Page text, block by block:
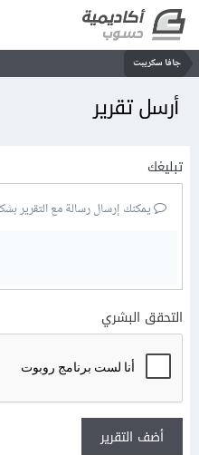
جافا سكريبت
أرسل تقرير
تبليغك
يمكنك إرسال رسالة مع التقرير
التحقق البشري
أضف التقرير